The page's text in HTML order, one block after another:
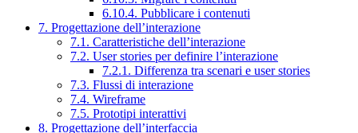
6.10.4. Pubblicare i contenuti
7. Progettazione dell’interazione
7.1. Caratteristiche dell’interazione
7.2. User stories per definire l’interazione
7.2.1. Differenza tra scenari e user stories
7.3. Flussi di interazione
7.4. Wireframe
7.5. Prototipi interattivi
8. Progettazione dell’interfaccia